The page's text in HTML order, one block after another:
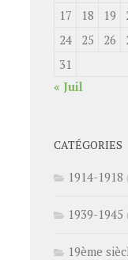
17
18 19
24
25 26
31
« Juil
CATÉGORIES
1914-1918
1939-1945
19ème